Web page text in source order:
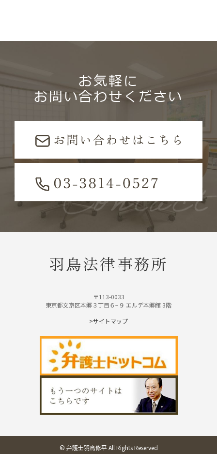
お気軽に
お問い合わせください
羽鳥法律事務所
〒113-0033
東京都文京区本郷３丁目６−９ エルデ本郷館 3階
>サイトマップ
© 弁護士羽鳥修平 All Rights Reserved